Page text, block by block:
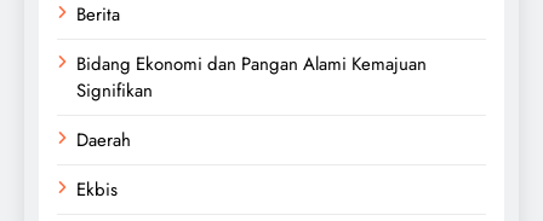
Berita
Bidang Ekonomi dan Pangan Alami Kemajuan
Signifikan
Daerah
Ekbis